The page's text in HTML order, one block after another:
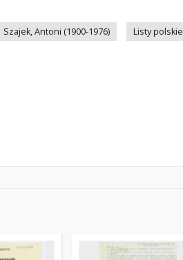
Szajek, Antoni (1900-1976) Listy polskie